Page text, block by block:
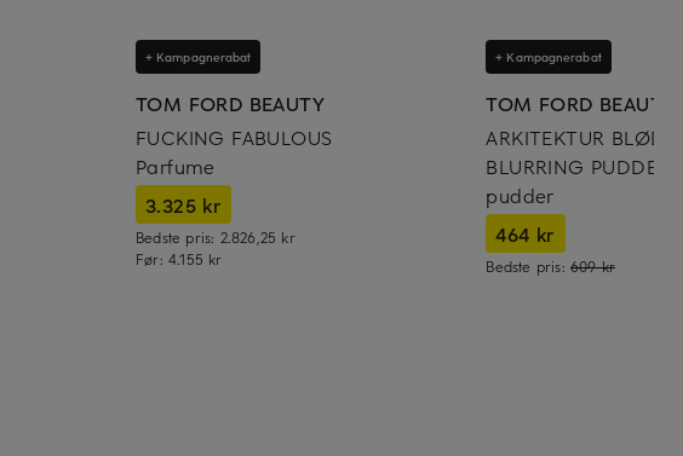
+ Kampagnerabat
TOM FORD BEAUTY
FUCKING FABULOUS
Parfume
3.325 kr
Bedste pris: 2.826,25 kr
Før: 4.155 kr
+ Kampagnerabat
TOM FORD BEAUTY
ARKITEKTUR BLØDT
BLURRING PUDDER
pudder
464 kr
Bedste pris: 609 kr